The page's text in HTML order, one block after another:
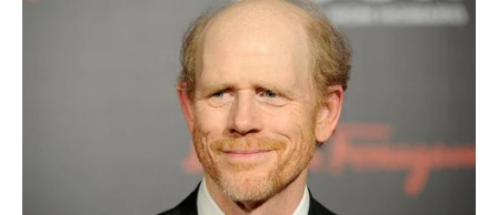
Az már a következő órákban végleg eldől.
Forrás: Magyar Péter Facebook-poszt
(2026.04.12.); választási részeredmények; Nemzeti